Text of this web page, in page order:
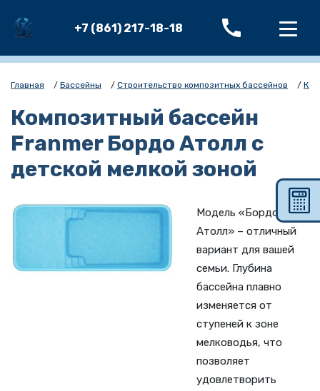
+7 (861) 217-18-18
Главная / Бассейны / Строительство композитных бассейнов /
Композитный бассейн
Franmer Бордо Атолл с
детской мелкой зоной
Модель «Бордо
Атолл» – отличный
вариант для вашей
семьи. Глубина
бассейна плавно
изменяется от
ступеней к зоне
мелководья, что
позволяет
удовлетворить